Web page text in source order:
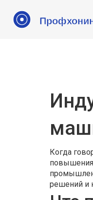
Когда
повышения
решений и